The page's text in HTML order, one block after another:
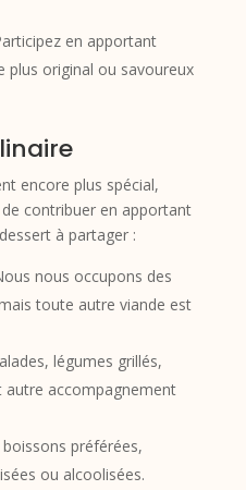
en apportant
plus original ou savoureux
encore plus spécial,
contribuer en apportant
à partager :
nous occupons des
toute autre viande est
légumes grillés,
accompagnement
préférées,
ou alcoolisées.